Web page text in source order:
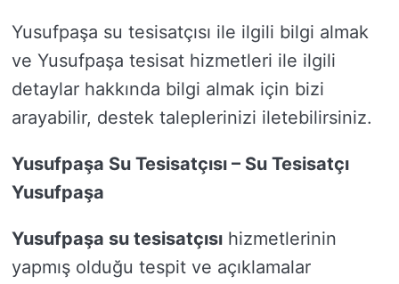
Yusufpaşa su tesisatçısı ile ilgili bilgi almak
ve Yusufpaşa tesisat hizmetleri ile ilgili
detaylar hakkında bilgi almak için bizi
arayabilir, destek taleplerinizi iletebilirsiniz.
Yusufpaşa Su Tesisatçısı – Su Tesisatçı
Yusufpaşa
Yusufpaşa su tesisatçısı hizmetlerinin
yapmış olduğu tespit ve açıklamalar